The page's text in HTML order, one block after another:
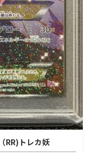
RR)トレカ妖